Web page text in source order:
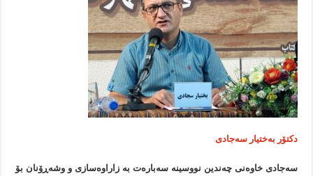
دکتۆر بەختیار سەجادی
سەجادی خاوەنی چەندین نووسینە سەبارەت بە زاراوەسازی و وشەڕۆنان بۆ